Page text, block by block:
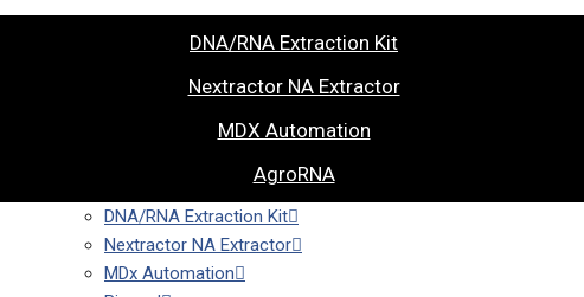
DNA/RNA Extraction Kit
Nextractor NA Extractor
MDX Automation
AgroRNA
DNA/RNA Extraction Kit
Nextractor NA Extractor
MDx Automation